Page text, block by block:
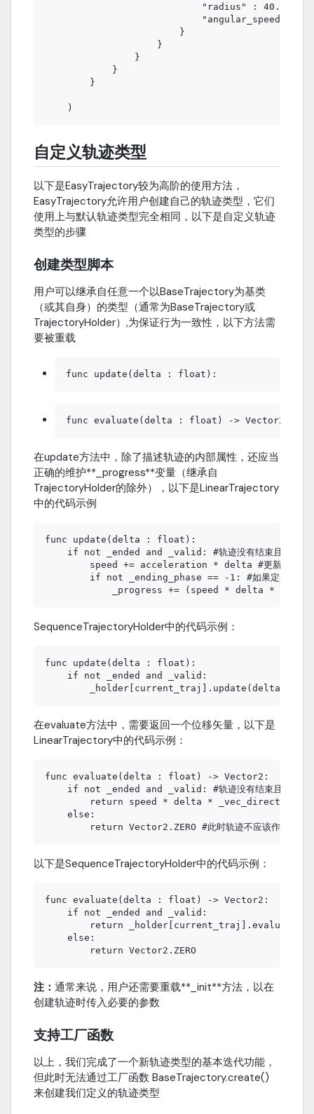
                            "radius" : 40.0,
"angular_speed" :
                        }
                    }
                }
            }
        }
自定义轨迹类型
以下是EasyTrajectory较为高阶的使用方法，
EasyTrajectory允许用户创建自己的轨迹类型，它们
使用上与默认轨迹类型完全相同，以下是自定义轨迹
类型的步骤
创建类型脚本
用户可以继承自任意一个以BaseTrajectory为基类
（或其自身）的类型（通常为BaseTrajectory或
TrajectoryHolder）,为保证行为一致性，以下方法需
要被重载
在update方法中，除了描述轨迹的内部属性，还应当
正确的维护**_progress**变量（继承自
TrajectoryHolder的除外），以下是LinearTrajectory
中的代码示例
func update(delta : float):
    if not _ended and _valid: #轨迹没有结束且有效
speed += acceleration * delta #更新描述轨
if not _ending_phase == -1: #如果定义了结
SequenceTrajectoryHolder中的代码示例：
func update(delta : float):
    if not _ended and _valid:
在evaluate方法中，需要返回一个位移矢量，以下是
LinearTrajectory中的代码示例：
func evaluate(delta : float) -> Vector2:
    if not _ended and _valid: #轨迹没有结束且有效
return speed * delta * _vec_direction #返
    else:
以下是SequenceTrajectoryHolder中的代码示例：
func evaluate(delta : float) -> Vector2:
    if not _ended and _valid:
return
    else:
注： 通常来说，用户还需要重载**_init**方法，以在
创建轨迹时传入必要的参数
支持工厂函数
以上，我们完成了一个新轨迹类型的基本迭代功能，
但此时无法通过工厂函数 BaseTrajectory.create()
来创建我们定义的轨迹类型